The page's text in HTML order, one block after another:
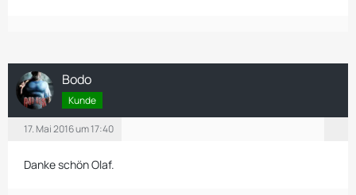
Bodo
Kunde
17. Mai 2016 um 17:40
Danke schön Olaf.